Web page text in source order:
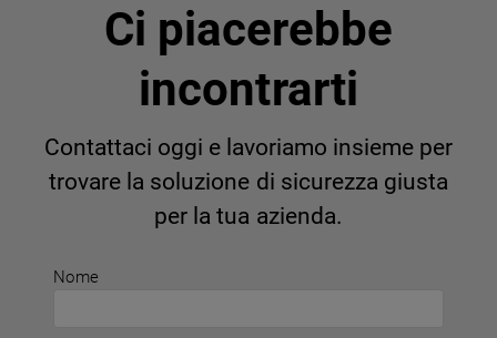
Nome
Ci piacerebbe
incontrarti
Contattaci oggi e lavoriamo insieme per
trovare la soluzione di sicurezza giusta
per la tua azienda.